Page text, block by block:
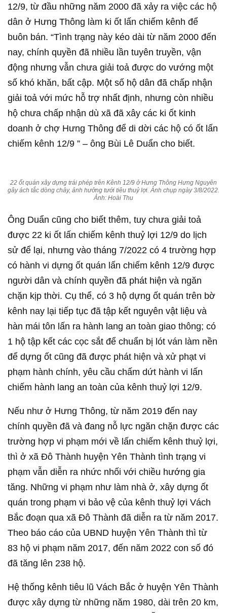
12/9, từ đầu những năm 2000 đã xảy ra việc các hộ
dân ở Hưng Thông làm ki ốt lấn chiếm kênh để
buôn bán. “Tình trạng này kéo dài từ năm 2000 đến
nay, chính quyền đã nhiều lần tuyên truyền, vận
động nhưng vẫn chưa giải toả được do vướng một
số khó khăn, bất cập. Một số hộ dân đã chấp nhận
giải toả với mức hỗ trợ nhất định, nhưng còn nhiều
hộ chưa chấp nhận dù xã đã xây các ki ốt kinh
doanh ở chợ Hưng Thông để di dời các hộ có ốt lấn
chiếm kênh 12/9 ” – ông Bùi Lê Duẩn cho biết.
22 ốt quán xây dựng trái phép trên Kênh 12/9 ở Hưng Thông Hưng Nguyên
gây ách tắc dòng chảy, ảnh hưởng tưới tiêu thuỷ lợi. Ảnh chụp ngày 3/8/2022.
Ảnh: Hoài Thu
Ông Duẩn cũng cho biết thêm, tuy chưa giải toả
được 22 ki ốt lấn chiếm kênh thuỷ lợi 12/9 do lịch
sử để lại, nhưng vào tháng 7/2022 có 4 trường hợp
có hành vi dựng ốt quán lấn chiếm kênh 12/9 được
người dân và chính quyền đã phát hiện và ngăn
chặn kịp thời. Cụ thể, có 3 hộ dựng ốt quán trên bờ
kênh nay lại tiếp tục đã tập kết nguyên vật liệu và
hàn mái tôn lấn ra hành lang an toàn giao thông; có
1 hộ tập kết các cọc sắt để chuẩn bị lót ván làm nền
để dựng ốt cũng đã được phát hiện và xử phạt vi
phạm hành chính, yêu cầu chấm dứt hành vi lấn
chiếm hành lang an toàn của kênh thuỷ lợi 12/9.
Nếu như ở Hưng Thông, từ năm 2019 đến nay
chính quyền đã và đang nỗ lực ngăn chặn được các
trường hợp vi phạm mới về lấn chiếm kênh thuỷ lợi,
thì ở xã Đô Thành huyện Yên Thành tình trạng vi
phạm vẫn diễn ra nhức nhối với chiều hướng gia
tăng. Những vi phạm như làm nhà ở, xây dựng ốt
quán trong phạm vi bảo vệ của kênh thuỷ lợi Vách
Bắc đoạn qua xã Đô Thành đã diễn ra từ năm 2017.
Theo báo cáo của UBND huyện Yên Thành thì từ
83 hộ vi phạm năm 2017, đến năm 2022 con số đó
đã tăng lên 238 hộ.
Hệ thống kênh tiêu lũ Vách Bắc ở huyện Yên Thành
được xây dựng từ những năm 1980, dài trên 20 km,